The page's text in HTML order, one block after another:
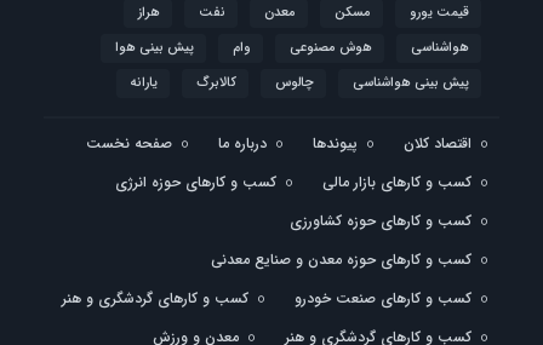
قیمت یورو
مسکن معدن نفت
هراز
هواشناسی
هوش مصنوعی وام
پیش بینی هوا
پیش بینی هواشناسی
چالوس کالابرگ یارانه
اقتصاد کلان پیوندها درباره ما
صفحه نخست
کسب و کارهای بازار مالی
کسب و کارهای حوزه انرژی
کسب و کارهای حوزه کشاورزی
کسب و کارهای حوزه معدن و صنایع معدنی
کسب و کارهای صنعت خودرو
کسب و کارهای گردشگری و هنر
کسب و کارهای گردشگری و هنر
معدن و ورزش